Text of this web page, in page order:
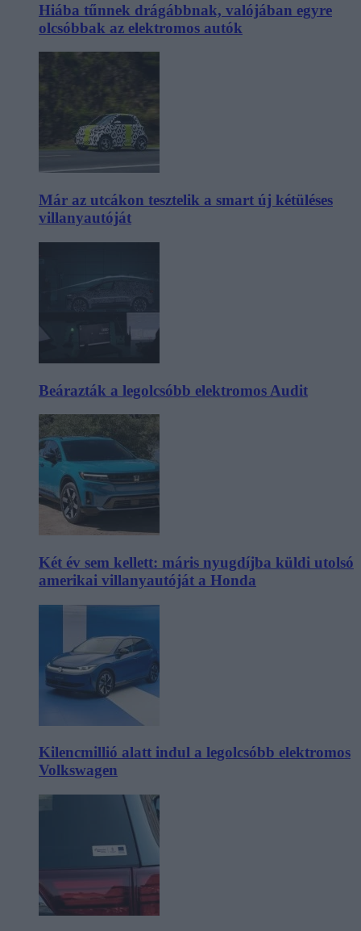
Hiába tűnnek drágábbnak, valójában egyre
olcsóbbak az elektromos autók
Már az utcákon tesztelik a smart új kétüléses
villanyautóját
Beárazták a legolcsóbb elektromos Audit
Két év sem kellett: máris nyugdíjba küldi utolsó
amerikai villanyautóját a Honda
Kilencmillió alatt indul a legolcsóbb elektromos
Volkswagen